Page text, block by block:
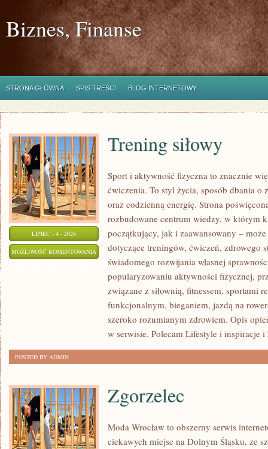
Biznes, Finanse
STRONA GŁÓWNA SPIS TREŚCI BLOG INTERNETOWY
LIPIEC - 4 - 2026
MOŻLIWOŚĆ KOMENTOWANIA TRENING
SIŁOWY
Trening siłowy
Sport i aktywność fizyczna to znacznie
ćwiczenia. To styl życia, sposób dbania o
oraz codzienną energię. Strona
rozbudowane centrum wiedzy, w którym
początkujący, jak i zaawansowany –
dotyczące treningów, ćwiczeń, zdrowego
świadomego rozwijania własnej
popularyzowaniu aktywności fizycznej,
związane z siłownią, fitnessem, sportami
funkcjonalnym, bieganiem, jazdą na
szeroko rozumianym zdrowiem. Opis
w serwisie. Polecam Lifestyle i inspiracje i
POSTED BY ADMIN
Zgorzelec
Moda Wrocław to obszerny serwis
ciekawych miejsc na Dolnym Śląsku, ze